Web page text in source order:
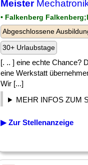
Meister
• Falkenberg
Abgeschlossene
30+ Urlaubstage
[. .. ] eine echte Chance?
eine Werkstatt
Wir [...]
MEHR INFOS ZUM
▶ Zur Stellenanzeige